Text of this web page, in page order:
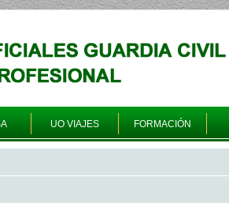
UO VIAJES FORMACIÓN